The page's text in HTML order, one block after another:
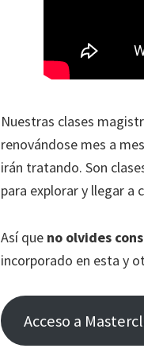
Nuestras clases
renovándose mes a
irán tratando. Son
para explorar y llegar a
Así que no olvides
incorporado en esta y
Acceso a